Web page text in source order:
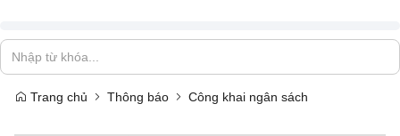
Trang chủ Thông báo Công khai ngân sách